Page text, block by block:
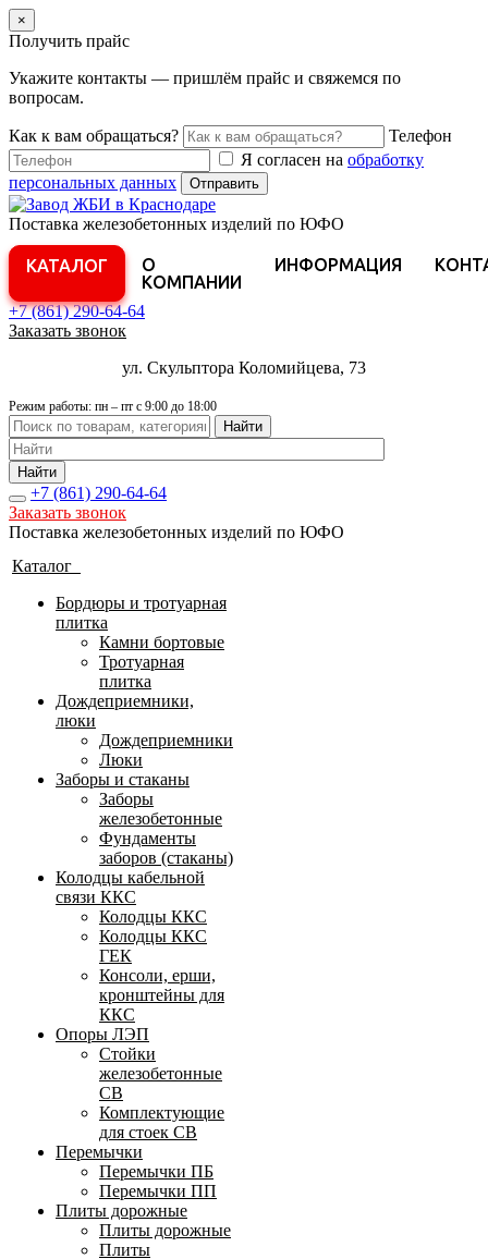
×
Получить прайс
Укажите контакты — пришлём прайс и свяжемся по
вопросам.
Как к вам обращаться?
Телефон
Я согласен на обработку
персональных данных
Отправить
Поставка железобетонных изделий по ЮФО
КАТАЛОГ
О
КОМПАНИИ
ИНФОРМАЦИЯ
+7 (861)290-64-64
Заказать звонок
ул. Скульптора Коломийцева, 73
Режим работы: пн – пт с 9:00 до 18:00
Найти
Найти
+7 (861) 290-64-64
Заказать звонок
Поставка железобетонных изделий по ЮФО
Каталог
Бордюры и тротуарная
плитка
Камни бортовые
Тротуарная
плитка
Дождеприемники,
люки
Дождеприемники
Люки
Заборы и стаканы
Заборы
железобетонные
Фундаменты
заборов (стаканы)
Колодцы кабельной
связи ККС
Колодцы ККС
Колодцы ККС
ГЕК
Консоли, ерши,
кронштейны для
ККС
Опоры ЛЭП
Стойки
железобетонные
СВ
Комплектующие
для стоек СВ
Перемычки
Перемычки ПБ
Перемычки ПП
Плиты дорожные
Плиты дорожные
Плиты